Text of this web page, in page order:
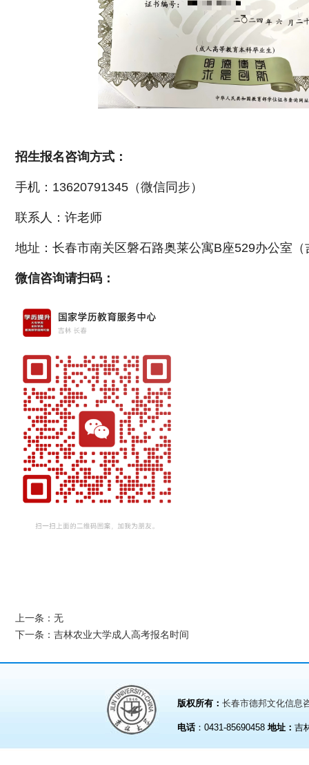
招生报名咨询方式：
手机：13620791345（微信同步）
联系人：许老师
地址：长春市南关区磐石路奥莱公寓B座529办公室
微信咨询请扫码：
上一条 ： 无
下一条 ： 吉林农业大学成人高考报名时间
版权所有： 长春市德邦文化信息
电话 ：0431-85690458 地址： 吉